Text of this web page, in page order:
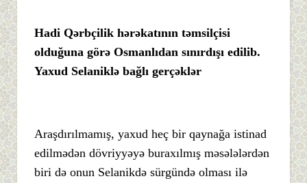
Hadi Qərbçilik hərəkatının təmsilçisi
olduğuna görə Osmanlıdan sınırdışı edilib.
Yaxud Selaniklə bağlı gerçəklər
Araşdırılmamış, yaxud heç bir qaynağa istinad
edilmədən dövriyyəyə buraxılmış məsələlərdən
biri də onun Selanikdə sürgündə olması ilə